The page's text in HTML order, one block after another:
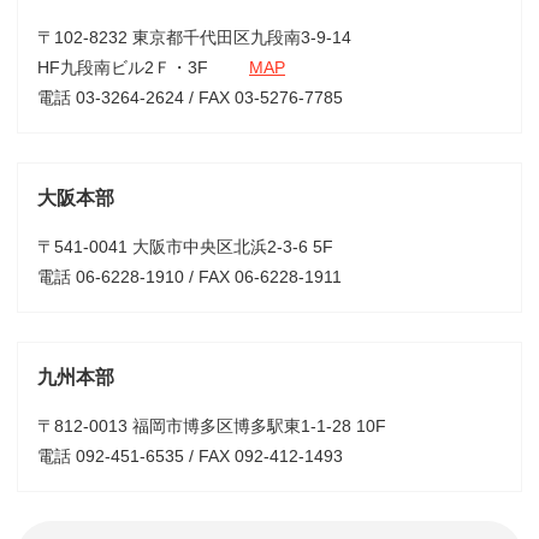
〒102-8232 東京都千代田区九段南3-9-14
HF九段南ビル2Ｆ・3F
MAP
電話 03-3264-2624 / FAX 03-5276-7785
大阪本部
〒541-0041 大阪市中央区北浜2-3-6 5F
電話 06-6228-1910 / FAX 06-6228-1911
九州本部
〒812-0013 福岡市博多区博多駅東1-1-28 10F
電話 092-451-6535 / FAX 092-412-1493